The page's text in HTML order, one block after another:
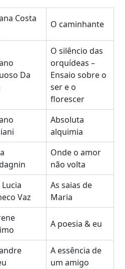
Costa
O caminhante
Da
O silêncio das
orquídeas –
Ensaio sobre o
ser e o
florescer
Absoluta
alquimia
Onde o amor
não volta
Vaz
As saias de
Maria
A poesia & eu
A essência de
um amigo